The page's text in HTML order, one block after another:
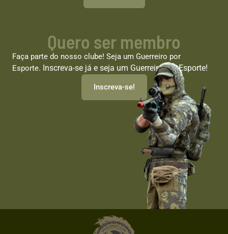
Quero ser membro
Faça parte do nosso clube! Seja um Guerreiro por
Esporte. Inscreva-se já e seja um Guerreiro por Esporte!
Inscreva-se!